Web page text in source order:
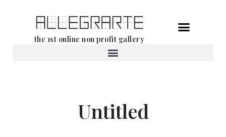
the 1st online non profit gallery
Untitled